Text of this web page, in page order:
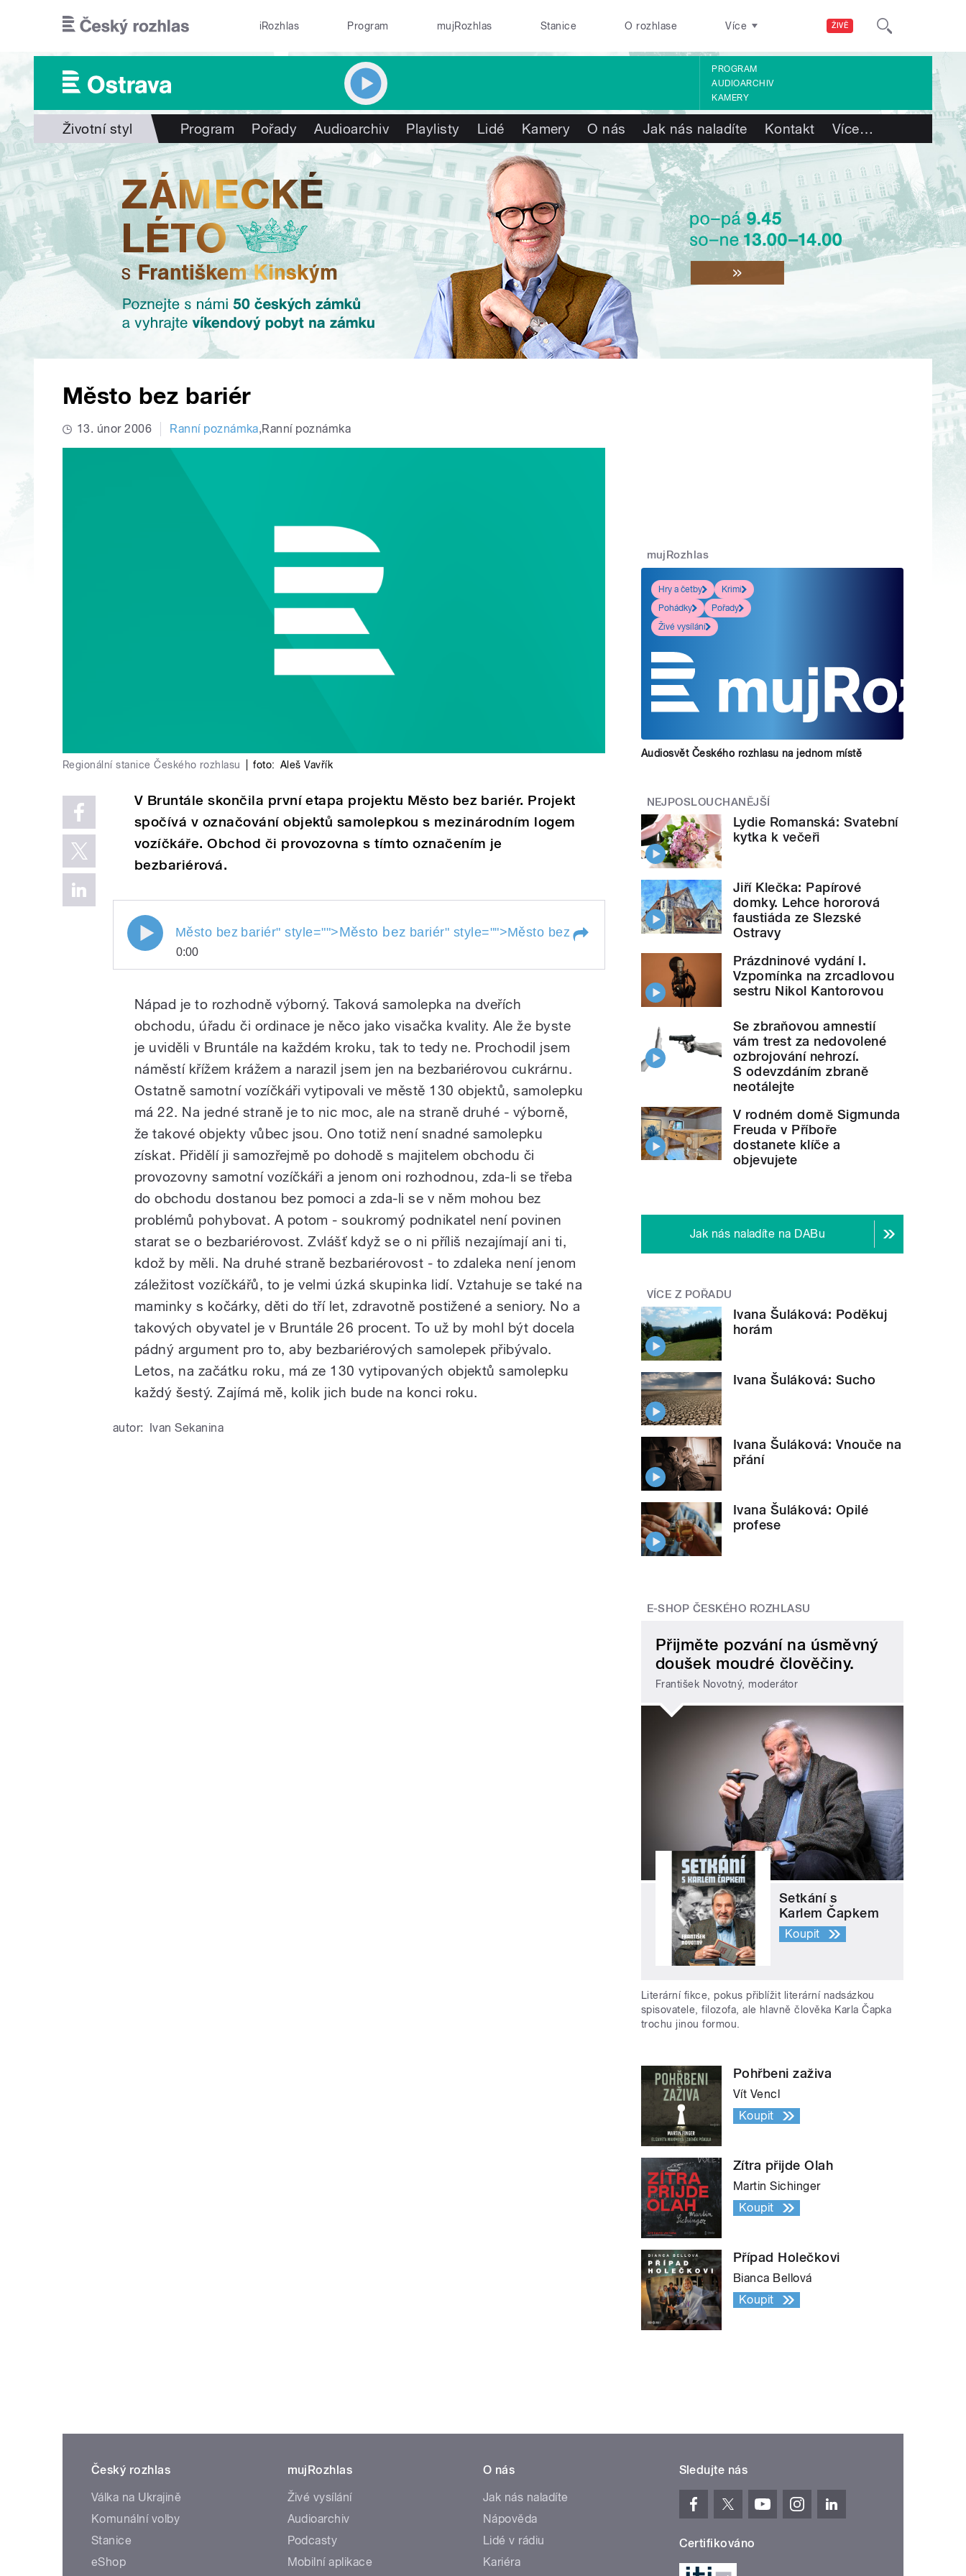
ŽIVĚ
iRozhlas Program mujRozhlas Stanice O rozhlase Více
PROGRAM
AUDIOARCHIV
KAMERY
Životní styl Program Pořady Audioarchiv Playlisty Lidé Kamery O nás Jak nás naladíte Kontakt Více…
Město bez bariér
13. únor 2006 Ranní poznámka,Ranní poznámka
Regionální stanice Českého rozhlasu foto: Aleš Vavřík
V Bruntále skončila první etapa projektu Město bez bariér. Projekt
spočívá v označování objektů samolepkou s mezinárodním logem
vozíčkáře. Obchod či provozovna s tímto označením je
bezbariérová.
Město bez bariér" style="">Město bez bariér" style="">Město bez bariér
0:00
Nápad je to rozhodně výborný. Taková samolepka na dveřích
obchodu, úřadu či ordinace je něco jako visačka kvality. Ale že byste
je uviděli v Bruntále na každém kroku, tak to tedy ne. Prochodil jsem
náměstí křížem krážem a narazil jsem jen na bezbariérovou cukrárnu.
Ostatně samotní vozíčkáři vytipovali ve městě 130 objektů, samolepku
má 22. Na jedné straně je to nic moc, ale na straně druhé - výborně,
že takové objekty vůbec jsou. Ono totiž není snadné samolepku
získat. Přidělí ji samozřejmě po dohodě s majitelem obchodu či
provozovny samotní vozíčkáři a jenom oni rozhodnou, zda-li se třeba
do obchodu dostanou bez pomoci a zda-li se v něm mohou bez
problémů pohybovat. A potom - soukromý podnikatel není povinen
starat se o bezbariérovost. Zvlášť když se o ni příliš nezajímají ani ti,
kdož by měli. Na druhé straně bezbariérovost - to zdaleka není jenom
záležitost vozíčkářů, to je velmi úzká skupinka lidí. Vztahuje se také na
maminky s kočárky, děti do tří let, zdravotně postižené a seniory. No a
takových obyvatel je v Bruntále 26 procent. To už by mohl být docela
pádný argument pro to, aby bezbariérových samolepek přibývalo.
Letos, na začátku roku, má ze 130 vytipovaných objektů samolepku
každý šestý. Zajímá mě, kolik jich bude na konci roku.
autor: Ivan Sekanina
mujRozhlas
Hry a četby
Krimi
Pohádky
Pořady
Živé vysílání
Audiosvět Českého rozhlasu na jednom místě
NEJPOSLOUCHANĚJŠÍ
Lydie Romanská: Svatební
kytka k večeři
Jiří Klečka: Papírové
domky. Lehce hororová
faustiáda ze Slezské
Ostravy
Prázdninové vydání I.
Vzpomínka na zrcadlovou
sestru Nikol Kantorovou
Se zbraňovou amnestií
vám trest za nedovolené
ozbrojování nehrozí.
S odevzdáním zbraně
neotálejte
V rodném domě Sigmunda
Freuda v Příboře
dostanete klíče a
objevujete
Jak nás naladíte na DABu
VÍCE Z POŘADU
Ivana Šuláková: Poděkuj
horám
Ivana Šuláková: Sucho
Ivana Šuláková: Vnouče na
přání
Ivana Šuláková: Opilé
profese
E-SHOP ČESKÉHO ROZHLASU
Přijměte pozvání na úsměvný
doušek moudré člověčiny.
František Novotný, moderátor
Setkání s
Karlem Čapkem
Koupit
Literární fikce, pokus přiblížit literární nadsázkou
spisovatele, filozofa, ale hlavně člověka Karla Čapka
trochu jinou formou.
Pohřbeni zaživa
Vít Vencl
Koupit
Zítra přijde Olah
Martin Sichinger
Koupit
Případ Holečkovi
Bianca Bellová
Koupit
Český rozhlas
Válka na Ukrajině
Komunální volby
Stanice
eShop
mujRozhlas
Živé vysílání
Audioarchiv
Podcasty
Mobilní aplikace
O nás
Jak nás naladíte
Nápověda
Lidé v rádiu
Kariéra
Sledujte nás
Certifikováno